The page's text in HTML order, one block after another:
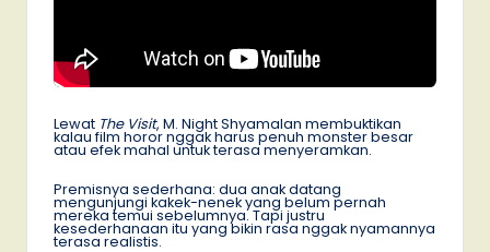
Lewat The Visit, M. Night Shyamalan membuktikan
kalau film horor nggak harus penuh monster besar
atau efek mahal untuk terasa menyeramkan.
Premisnya sederhana: dua anak datang
mengunjungi kakek-nenek yang belum pernah
mereka temui sebelumnya. Tapi justru
kesederhanaan itu yang bikin rasa nggak nyamannya
terasa realistis.